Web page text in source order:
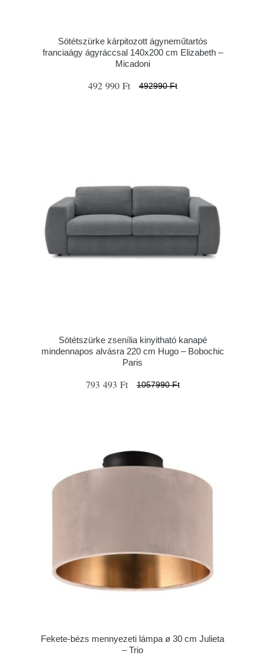
Sötétszürke kárpitozott ágyneműtartós
franciaágy ágyráccsal 140x200 cm Elizabeth –
Micadoni
492 990 Ft 492990 Ft
Sötétszürke zsenília kinyitható kanapé
mindennapos alvásra 220 cm Hugo – Bobochic
Paris
793 493 Ft 1057990 Ft
Fekete-bézs mennyezeti lámpa ø 30 cm Julieta
– Trio